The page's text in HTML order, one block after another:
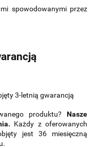
spowodowanymi przez
3-letnią gwarancją
produktu? Nasze
Każdy z oferowanych
jest 36 miesięczną